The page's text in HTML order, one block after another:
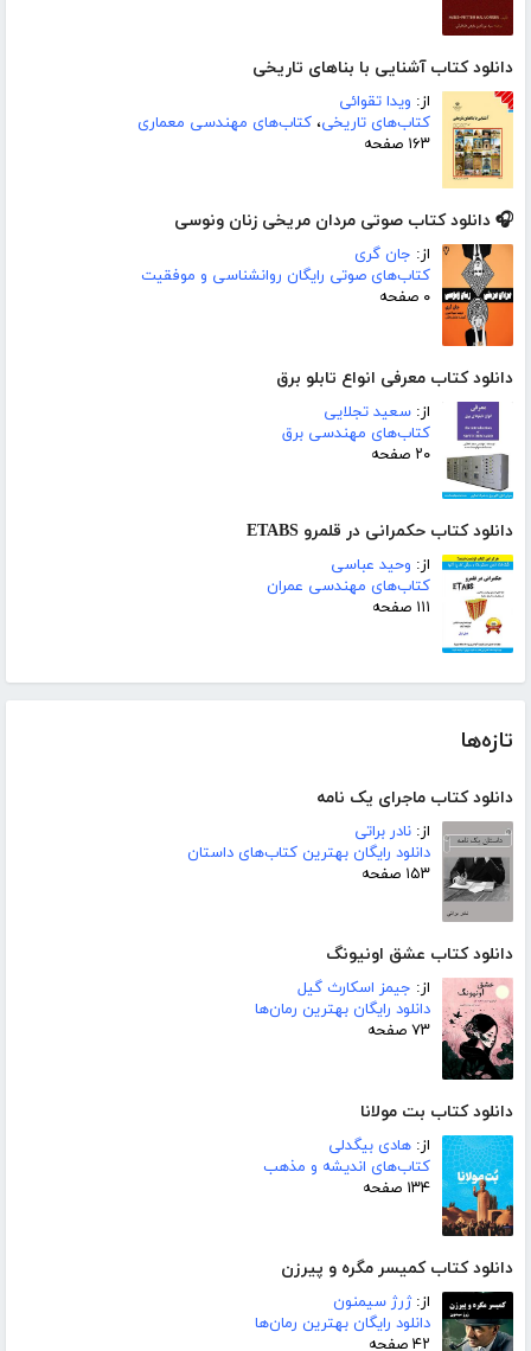
دانلود کتاب آشنایی با بناهای تاریخی
از: ویدا تقوائی
کتاب‌های تاریخی، کتاب‌های مهندسی معماری
۱۶۳ صفحه
🎧 دانلود کتاب صوتی مردان مریخی زنان ونوسی
از: جان گری
کتاب‌های صوتی رایگان روانشناسی و موفقیت
۰ صفحه
دانلود کتاب معرفی انواع تابلو برق
از: سعید تجلایی
کتاب‌های مهندسی برق
۲۰ صفحه
دانلود کتاب حکمرانی در قلمرو ETABS
از: وحید عباسی
کتاب‌های مهندسی عمران
۱۱۱ صفحه
تازه‌ها
دانلود کتاب ماجرای یک نامه
از: نادر براتی
دانلود رایگان بهترین کتاب‌های داستان
۱۵۳ صفحه
دانلود کتاب عشق اونیونگ
از: جیمز اسکارث گیل
دانلود رایگان بهترین رمان‌ها
۷۳ صفحه
دانلود کتاب بت مولانا
از: هادی بیگدلی
کتاب‌های اندیشه و مذهب
۱۳۴ صفحه
دانلود کتاب کمیسر مگره و پیرزن
از:ژرژ سیمنون
دانلود رایگان بهترین رمان‌ها
۴۲ صفحه